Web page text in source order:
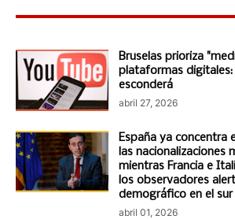
Bruselas prioriza
plataformas
esconderá
abril 27, 2026
España ya concentra
las nacionalizaciones
mientras Francia e
los observadores
demográfico en el sur
abril 01, 2026